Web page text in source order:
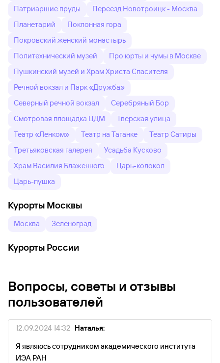
Патриаршие пруды
Переезд Новотроицк - Москва
Планетарий
Поклонная гора
Покровский женский монастырь
Политехнический музей
Про юрты и чумы в Москве
Пушкинский музей и Храм Христа Спасителя
Речной вокзал и Парк «Дружба»
Северный речной вокзал
Серебряный Бор
Смотровая площадка ЦДМ
Тверская улица
Театр «Ленком»
Театр на Таганке
Театр Сатиры
Третьяковская галерея
Усадьба Кусково
Храм Василия Блаженного
Царь-колокол
Царь-пушка
Курорты Москвы
Москва Зеленоград
Курорты России
Вопросы, советы и отзывы
пользователей
12.09.2024 14:32 Наталья:
Я являюсь сотрудником академического института
ИЭА РАН